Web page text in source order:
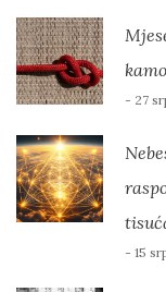
- 27
- 15